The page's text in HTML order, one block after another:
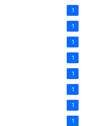
1
1
1
1
1
1
1
1